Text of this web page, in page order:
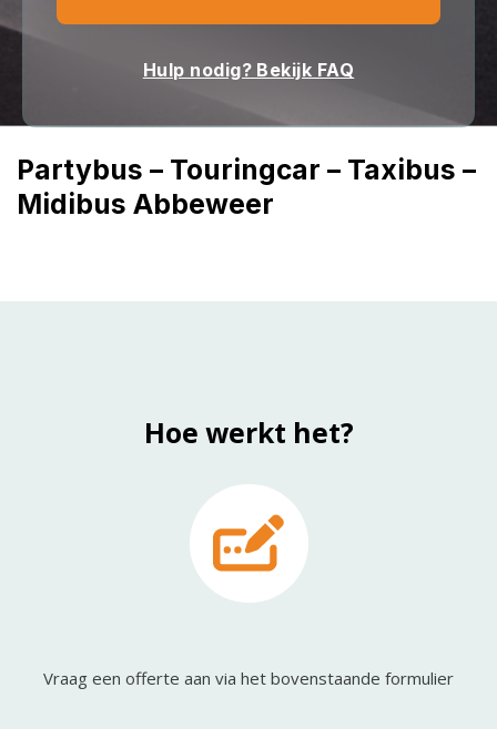
Hulp nodig? Bekijk FAQ
Partybus – Touringcar – Taxibus –
Midibus Abbeweer
Hoe werkt het?
Vraag een offerte aan via het bovenstaande formulier